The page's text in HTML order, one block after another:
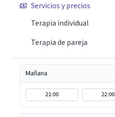
Servicios y precios
Terapia individual
Terapia de pareja
Mañana
21:00 22:00